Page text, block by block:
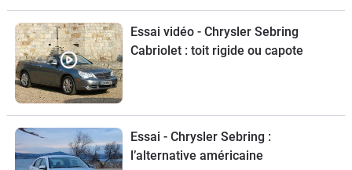
Essai vidéo - Chrysler Sebring
Cabriolet : toit rigide ou capote
Essai - Chrysler Sebring :
l’alternative américaine